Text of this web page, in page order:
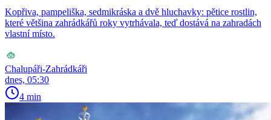
Kopřiva, pampeliška, sedmikráska a dvě hluchavky: pětice rostlin,
které většina zahrádkářů roky vytrhávala, teď dostává na zahradách
vlastní místo.
Chalupáři-Zahrádkáři
dnes, 05:30
4 min